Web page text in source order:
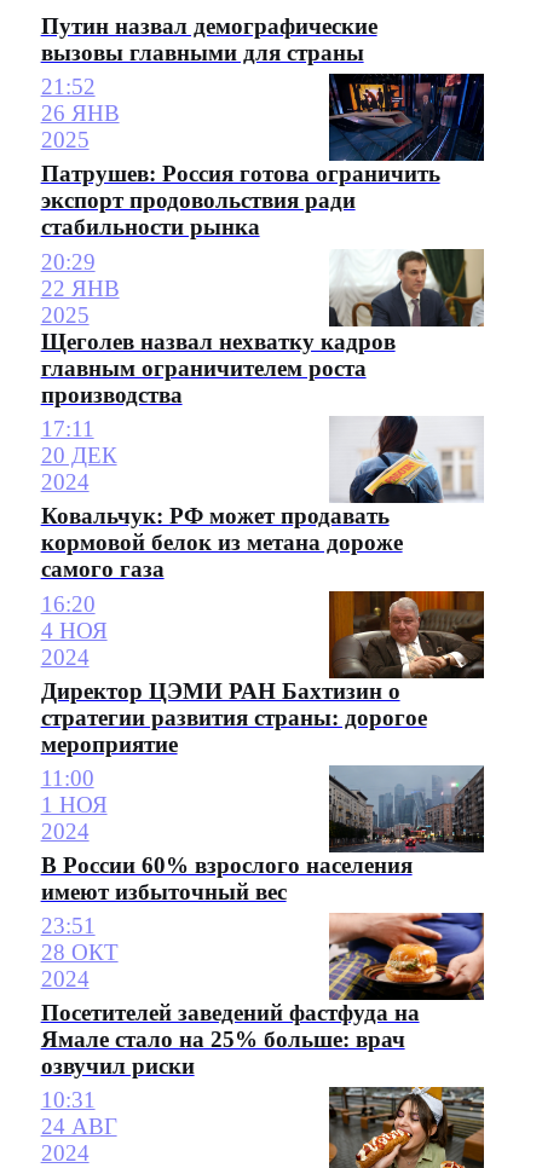
Путин назвал демографические
вызовы главными для страны
21:52
26 ЯНВ
2025
Патрушев: Россия готова ограничить
экспорт продовольствия ради
стабильности рынка
20:29
22 ЯНВ
2025
Щеголев назвал нехватку кадров
главным ограничителем роста
производства
17:11
20 ДЕК
2024
Ковальчук: РФ может продавать
кормовой белок из метана дороже
самого газа
16:20
4 НОЯ
2024
Директор ЦЭМИ РАН Бахтизин о
стратегии развития страны: дорогое
мероприятие
11:00
1 НОЯ
2024
В России 60% взрослого населения
имеют избыточный вес
23:51
28 ОКТ
2024
Посетителей заведений фастфуда на
Ямале стало на 25% больше: врач
озвучил риски
10:31
24 АВГ
2024